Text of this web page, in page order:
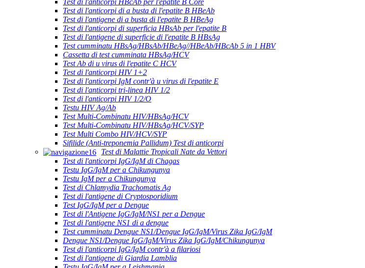
Test di l'anticorpi HBcAb per l'epatite B Core
Test di l'anticorpi di a busta di l'epatite B HBeAb
Test di l'antigene di a busta di l'epatite B HBeAg
Test di l'anticorpi di superficia HBsAb per l'epatite B
Test di l'antigene di superficie di l'epatite B HBsAg
Test cumminatu HBsAg/HBsAb/HBeAg//HBeAb/HBcAb 5 in 1 HBV
Cassetta di test cumminata HBsAg/HCV
Test Ab di u virus di l'epatite C HCV
Test di l'anticorpi HIV 1+2
Test di l'anticorpi IgM contr'à u virus di l'epatite E
Test di l'anticorpi tri-linea HIV 1/2
Test di l'anticorpi HIV 1/2/O
Testu HIV Ag/Ab
Test Multi-Combinatu HIV/HBsAg/HCV
Test Multi-Combinatu HIV/HBsAg/HCV/SYP
Test Multi Combo HIV/HCV/SYP
Sifilide (Anti-treponemia Pallidum) Test di anticorpi
Test di Malattie Tropicali Nate da Vettori
Test di l'anticorpi IgG/IgM di Chagas
Testu IgG/IgM per a Chikungunya
Testu IgM per a Chikungunya
Test di Chlamydia Trachomatis Ag
Test di l'antigene di Cryptosporidium
Test IgG/IgM per a Dengue
Test di l'Antigene IgG/IgM/NS1 per a Dengue
Test di l'antigene NS1 di a dengue
Test cumminatu Dengue NS1/Dengue IgG/IgM/Virus Zika IgG/IgM
Dengue NS1/Dengue IgG/IgM/Virus Zika IgG/IgM/Chikungunya
Test di l'anticorpi IgG/IgM contr'à a filariosi
Test di l'antigene di Giardia Lamblia